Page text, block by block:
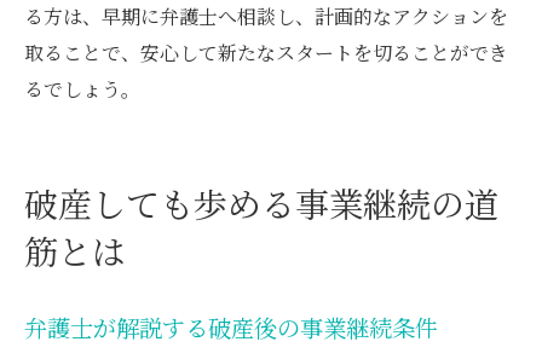
る方は、早期に弁護士へ相談し、計画的なアクションを
取ることで、安心して新たなスタートを切ることができ
るでしょう。
破産しても歩める事業継続の道
筋とは
弁護士が解説する破産後の事業継続条件